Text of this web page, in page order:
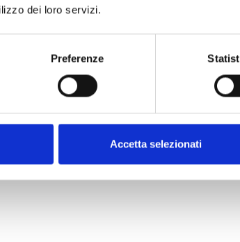
dei loro servizi.
Preferenze
Accetta selezionati